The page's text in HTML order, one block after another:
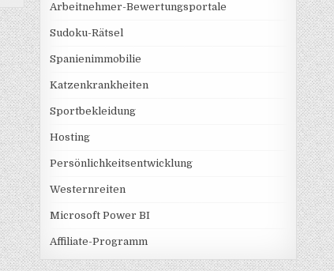
Arbeitnehmer-Bewertungsportale
Sudoku-Rätsel
Spanienimmobilie
Katzenkrankheiten
Sportbekleidung
Hosting
Persönlichkeitsentwicklung
Westernreiten
Microsoft Power BI
Affiliate-Programm